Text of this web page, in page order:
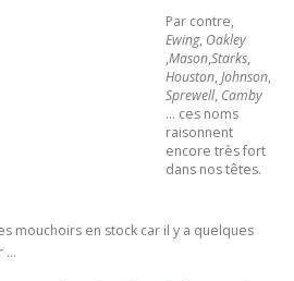
Par contre,
Ewing, Oakley
,Mason,Starks,
Houston, Johnson,
Sprewell, Camby
… ces noms
raisonnent
encore très fort
dans nos têtes.
mouchoirs en stock car il y a quelques
…